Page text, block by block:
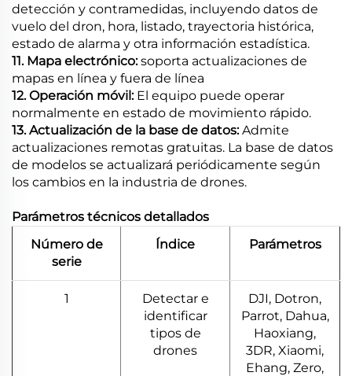
detección y contramedidas, incluyendo datos de
vuelo del dron, hora, listado, trayectoria histórica,
estado de alarma y otra información estadística.
11. Mapa electrónico:soporta actualizaciones de
mapas en línea y fuera de línea
12. Operación móvil: El equipo puede operar
normalmente en estado de movimiento rápido.
13. Actualización de la base de datos:Admite
actualizaciones remotas gratuitas. La base de datos
de modelos se actualizará periódicamente según
los cambios en la industria de drones.
Parámetros técnicos detallados
Número de
serie
Índice Parámetros
1
Detectar e
identificar
tipos de
drones
DJI, Dotron,
Parrot, Dahua,
Haoxiang,
3DR, Xiaomi,
Ehang, Zero,